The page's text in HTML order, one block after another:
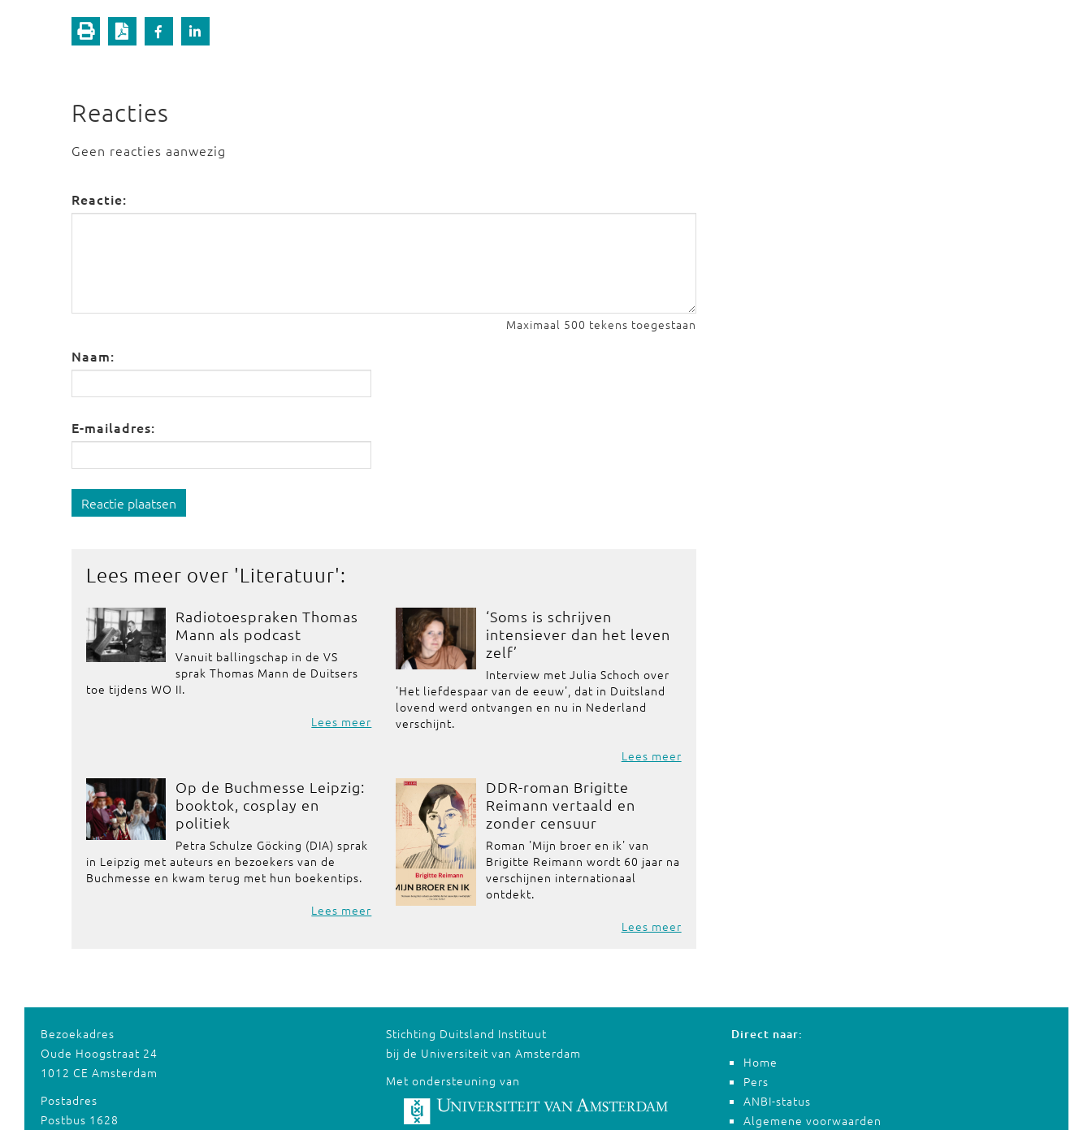
Reacties
Geen reacties aanwezig
Reactie:
Maximaal 500 tekens toegestaan
Naam:
E-mailadres:
Reactie plaatsen
Lees meer over 'Literatuur':
Radiotoespraken Thomas
Mann als podcast
Vanuit ballingschap in de VS
sprak Thomas Mann de Duitsers
toe tijdens WO II.
Lees meer
‘Soms is schrijven
intensiever dan het leven
zelf’
Interview met Julia Schoch over
'Het liefdespaar van de eeuw', dat in Duitsland
lovend werd ontvangen en nu in Nederland
verschijnt.
Lees meer
Op de Buchmesse Leipzig:
booktok, cosplay en
politiek
Petra Schulze Göcking (DIA) sprak
in Leipzig met auteurs en bezoekers van de
Buchmesse en kwam terug met hun boekentips.
Lees meer
DDR-roman Brigitte
Reimann vertaald en
zonder censuur
Roman 'Mijn broer en ik' van
Brigitte Reimann wordt 60 jaar na
verschijnen internationaal
ontdekt.
Lees meer
Bezoekadres
Oude Hoogstraat 24
1012 CE Amsterdam
Postadres
Postbus 1628
Stichting Duitsland Instituut
bij de Universiteit van Amsterdam
Met ondersteuning van
Direct naar:
Home
Pers
ANBI-status
Algemene voorwaarden